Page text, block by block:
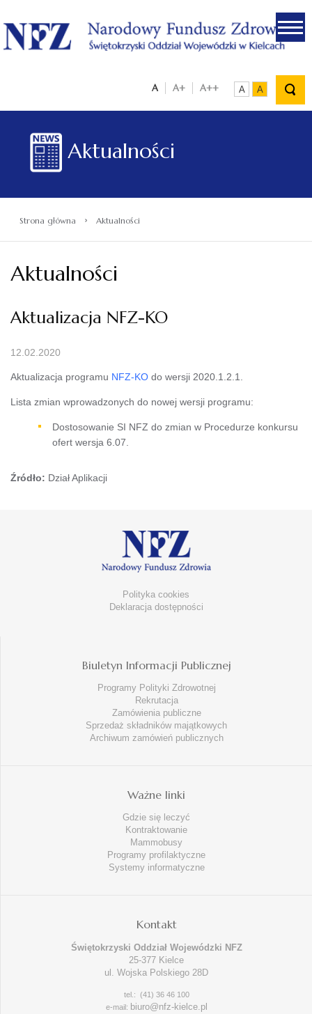
.
A A+ A++ A A
Aktualności
Strona główna › Aktualności
Aktualności
Aktualizacja NFZ-KO
12.02.2020
Aktualizacja programu NFZ-KO do wersji 2020.1.2.1.
Lista zmian wprowadzonych do nowej wersji programu:
Dostosowanie SI NFZ do zmian w Procedurze konkursu
ofert wersja 6.07.
Źródło: Dział Aplikacji
Polityka cookies
Deklaracja dostępności
Biuletyn Informacji Publicznej
Programy Polityki Zdrowotnej
Rekrutacja
Zamówienia publiczne
Sprzedaż składników majątkowych
Archiwum zamówień publicznych
Ważne linki
Gdzie się leczyć
Kontraktowanie
Mammobusy
Programy profilaktyczne
Systemy informatyczne
Kontakt
Świętokrzyski Oddział Wojewódzki NFZ
25-377 Kielce
ul. Wojska Polskiego 28D
tel.: (41) 36 46 100
e-mail: biuro@nfz-kielce.pl